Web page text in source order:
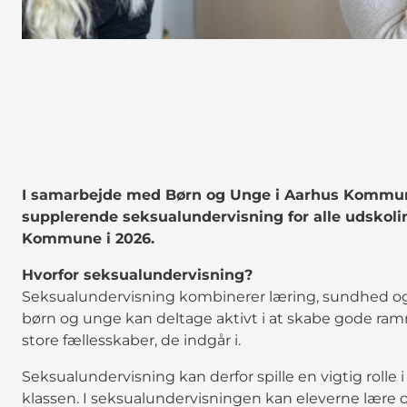
I samarbejde med Børn og Unge i Aarhus
supplerende seksualundervisning for alle
Kommune i 2026.
Hvorfor seksualundervisning?
Seksualundervisning kombinerer læring, sundhed
børn og unge kan deltage aktivt i at skabe gode
store fællesskaber, de indgår i.
Seksualundervisning kan derfor spille en vigtig rolle
klassen. I seksualundervisningen kan eleverne